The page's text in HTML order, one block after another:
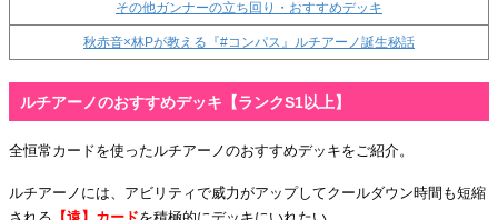
その他ガンナーの立ち回り・おすすめデッキ
秋赤音×林Pが教える『#コンパス』ルチアーノ誕生秘話
ルチアーノのおすすめデッキ【ランクS1以上】
全恒常カードを使ったルチアーノのおすすめデッキをご紹介。
ルチアーノには、アビリティで威力がアップしてクールダウン時間も短縮